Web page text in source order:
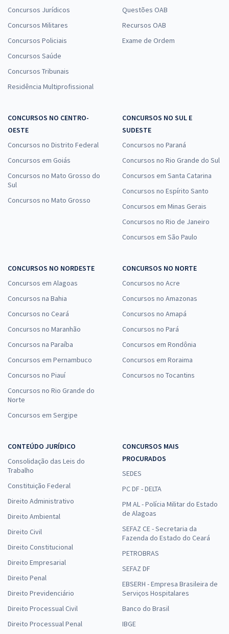
Concursos Jurídicos
Concursos Militares
Concursos Policiais
Concursos Saúde
Concursos Tribunais
Residência Multiprofissional
Questões OAB
Recursos OAB
Exame de Ordem
CONCURSOS NO CENTRO-
OESTE
Concursos no Distrito Federal
Concursos em Goiás
Concursos no Mato Grosso do
Sul
Concursos no Mato Grosso
CONCURSOS NO SUL E
SUDESTE
Concursos no Paraná
Concursos no Rio Grande do Sul
Concursos em Santa Catarina
Concursos no Espírito Santo
Concursos em Minas Gerais
Concursos no Rio de Janeiro
Concursos em São Paulo
CONCURSOS NO NORDESTE
Concursos em Alagoas
Concursos na Bahia
Concursos no Ceará
Concursos no Maranhão
Concursos na Paraíba
Concursos em Pernambuco
Concursos no Piauí
Concursos no Rio Grande do
Norte
Concursos em Sergipe
CONCURSOS NO NORTE
Concursos no Acre
Concursos no Amazonas
Concursos no Amapá
Concursos no Pará
Concursos em Rondônia
Concursos em Roraima
Concursos no Tocantins
CONTEÚDO JURÍDICO
Consolidação das Leis do
Trabalho
Constituição Federal
Direito Administrativo
Direito Ambiental
Direito Civil
Direito Constitucional
Direito Empresarial
Direito Penal
Direito Previdenciário
Direito Processual Civil
Direito Processual Penal
CONCURSOS MAIS
PROCURADOS
SEDES
PC DF - DELTA
PM AL - Polícia Militar do Estado
de Alagoas
SEFAZ CE - Secretaria da
Fazenda do Estado do Ceará
PETROBRAS
SEFAZ DF
EBSERH - Empresa Brasileira de
Serviços Hospitalares
Banco do Brasil
IBGE